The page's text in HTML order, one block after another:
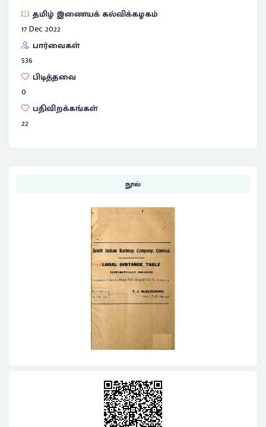
தமிழ் இணையக் கல்விக்கழகம்
17 Dec 2022
பார்வைகள்
536
பிடித்தவை
0
பதிவிறக்கங்கள்
22
நூல்